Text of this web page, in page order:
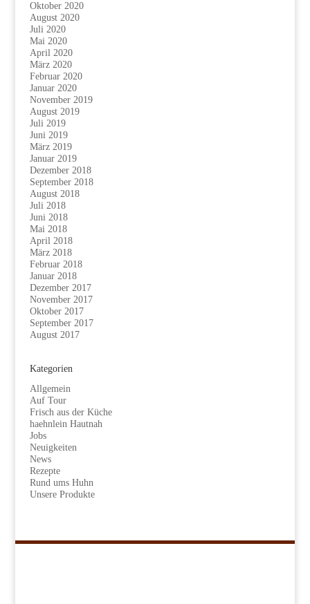
Oktober 2020
August 2020
Juli 2020
Mai 2020
April 2020
März 2020
Februar 2020
Januar 2020
November 2019
August 2019
Juli 2019
Juni 2019
März 2019
Januar 2019
Dezember 2018
September 2018
August 2018
Juli 2018
Juni 2018
Mai 2018
April 2018
März 2018
Februar 2018
Januar 2018
Dezember 2017
November 2017
Oktober 2017
September 2017
August 2017
Kategorien
Allgemein
Auf Tour
Frisch aus der Küche
haehnlein Hautnah
Jobs
Neuigkeiten
News
Rezepte
Rund ums Huhn
Unsere Produkte